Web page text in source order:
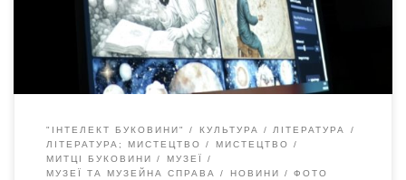
та матері Юрія Федьковича. Учасники зустрічі переглянули
роботи “Буковинські мальописи: постаті” Злати
Крушельницької. Комп’ютерна графіка. Ці роботи були […]
"ІНТЕЛЕКТ БУКОВИНИ" КУЛЬТУРА
ЛІТЕРАТУРА
ЛІТЕРАТУРА; МИСТЕЦТВО
МИСТЕЦТВО
МИТЦІ БУКОВИНИ
МУЗЕЇ
МУЗЕЇ ТА МУЗЕЙНА СПРАВА
НОВИНИ ФОТО